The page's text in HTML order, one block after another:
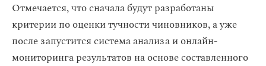
Отмечается, что сначала будут разработаны
критерии по оценки тучности чиновников, а уже
после запустится система анализа и онлайн-
мониторинга результатов на основе составленного